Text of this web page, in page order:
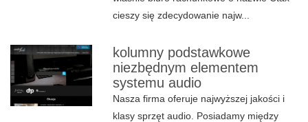
cieszy się zdecydowanie najw...
kolumny podstawkowe
niezbędnym elementem
systemu audio
Nasza firma oferuje najwyższej jakości i
klasy sprzęt audio. Posiadamy między